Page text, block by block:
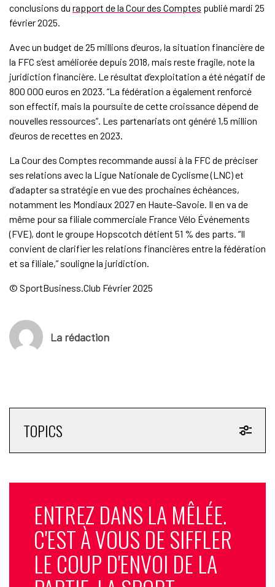
conclusions du rapport de la Cour des Comptes publié mardi 25
février 2025.
Avec un budget de 25 millions d’euros, la situation financière de
la FFC s’est améliorée depuis 2018, mais reste fragile, note la
juridiction financière. Le résultat d’exploitation a été négatif de
800 000 euros en 2023. “La fédération a également renforcé
son effectif, mais la poursuite de cette croissance dépend de
nouvelles ressources”. Les partenariats ont généré 1,5 million
d’euros de recettes en 2023.
La Cour des Comptes recommande aussi à la FFC de préciser
ses relations avec la Ligue Nationale de Cyclisme (LNC) et
d’adapter sa stratégie en vue des prochaines échéances,
notamment les Mondiaux 2027 en Haute-Savoie. Il en va de
même pour sa filiale commerciale France Vélo Événements
(FVE), dont le groupe Hopscotch détient 51 % des parts. “Il
convient de clarifier les relations financières entre la fédération
et sa filiale,” souligne la juridiction.
© SportBusiness.Club Février 2025
La rédaction
TOPICS
ENTREZ DANS LA MÊLÉE.
C'EST À VOUS DE SIFFLER
LE COUP D'ENVOI DE LA